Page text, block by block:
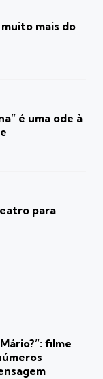
mais do
é uma ode à
para
filme